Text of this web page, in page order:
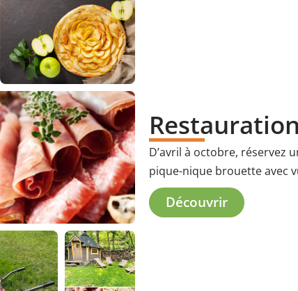
D’avril à octobre, réservez
pique-nique brouette avec
Découvrir